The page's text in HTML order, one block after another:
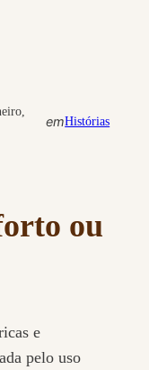
emHistórias
ou
e
pelo uso